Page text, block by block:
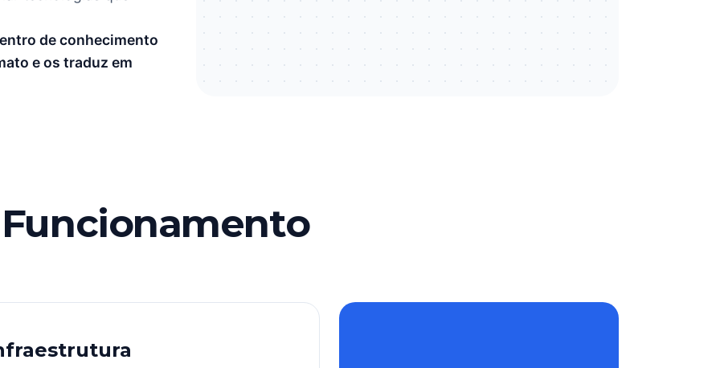
de conhecimento
e os traduz em